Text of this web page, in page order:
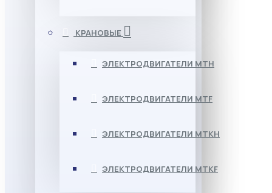
КРАНОВЫЕ
ЭЛЕКТРОДВИГАТЕЛИ МТН
ЭЛЕКТРОДВИГАТЕЛИ MTF
ЭЛЕКТРОДВИГАТЕЛИ МТКН
ЭЛЕКТРОДВИГАТЕЛИ MTKF